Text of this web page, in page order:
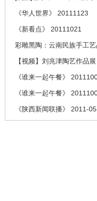
《华人世界》 20111123
《新看点》 20111021
彩雕黑陶：云南民族手工
【视频】刘兆津陶艺作品
《谁来一起午餐》
《谁来一起午餐》
《陕西新闻联播》 2011-